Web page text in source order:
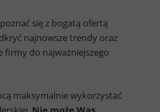
się z bogatą ofertą
najnowsze trendy oraz
do najważniejszego
maksymalnie wykorzystać